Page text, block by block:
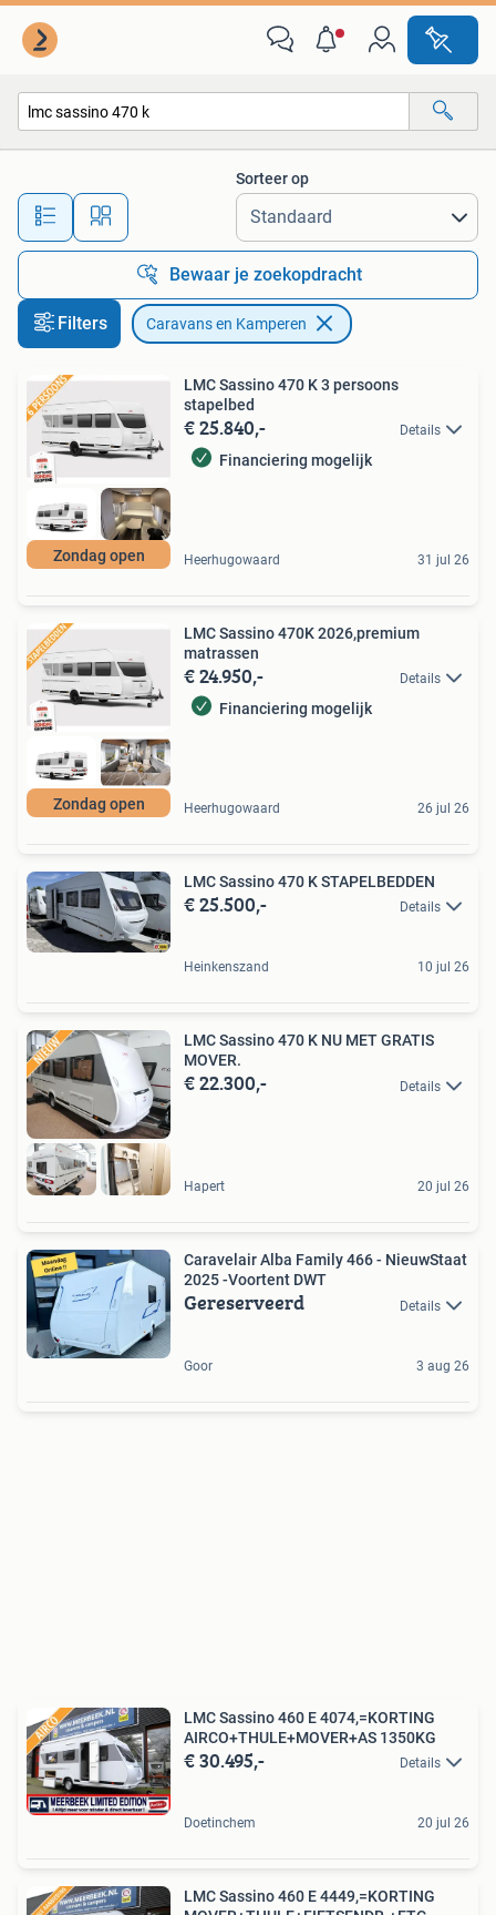
Alle afstanden…
Sorteer op
Bewaar je zoekopdracht
Filters Caravans en Kamperen
Zondag open
LMC Sassino 470 K 3 persoons
stapelbed
€ 25.840,- Details
Financiering mogelijk
Heerhugowaard 31 jul 26
Zondag open
LMC Sassino 470K 2026,premium
matrassen
€ 24.950,- Details
Financiering mogelijk
Heerhugowaard 26 jul 26
LMC Sassino 470 K STAPELBEDDEN
€ 25.500,- Details
Heinkenszand 10 jul 26
LMC Sassino 470 K NU MET GRATIS
MOVER.
€ 22.300,- Details
Hapert 20 jul 26
Caravelair Alba Family 466 - NieuwStaat
2025 -Voortent DWT
Gereserveerd Details
Goor 3 aug 26
LMC Sassino 460 E 4074,=KORTING
AIRCO+THULE+MOVER+AS 1350KG
€ 30.495,- Details
Doetinchem 20 jul 26
LMC Sassino 460 E 4449,=KORTING